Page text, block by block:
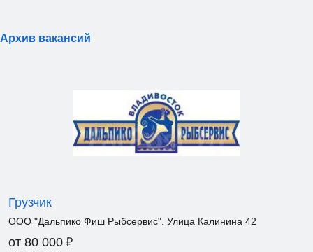
Архив вакансий
Грузчик
ООО "Дальпико Фиш Рыбсервис". Улица Калинина 42
от 80 000 ₽